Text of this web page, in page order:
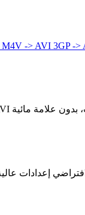
M4V -> AVI 3GP ->